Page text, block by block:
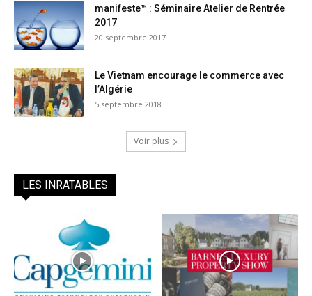
manifeste™ : Séminaire Atelier de Rentrée
2017
20 septembre 2017
Le Vietnam encourage le commerce avec
l’Algérie
5 septembre 2018
Voir plus
LES INRATABLES